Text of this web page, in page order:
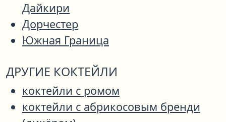
Дайкири
Дорчестер
Южная Граница
ДРУГИЕ КОКТЕЙЛИ
коктейли с ромом
коктейли с абрикосовым бренди